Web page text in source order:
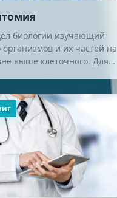
биологии изучающий
организмов и их частей на
выше клеточного. Для
н…